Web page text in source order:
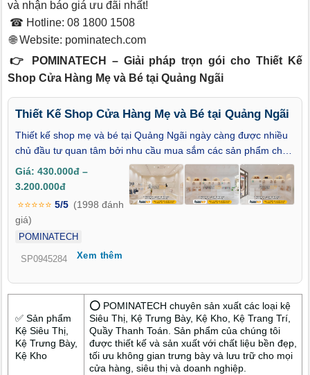
và nhận báo giá ưu đãi nhất!
☎ Hotline: 08 1800 1508
🌐 Website: pominatech.com
👉 POMINATECH – Giải pháp trọn gói cho Thiết Kế
Shop Cửa Hàng Mẹ và Bé tại Quảng Ngãi
Thiết Kế Shop Cửa Hàng Mẹ và Bé tại Quảng Ngãi
Thiết kế shop mẹ và bé tại Quảng Ngãi ngày càng được nhiều
chủ đầu tư quan tâm bởi nhu cầu mua sắm các sản phẩm cho
mẹ và bé không ngừng tăng cao. Việc thiết kế cửa hàng
chuyên nghiệp không chỉ giúp tối ưu không gian trưng bày mà
còn nâng cao trải nghiệm khách hàng, thúc đẩy doanh số bán
hàng nhanh chóng. Bài viết này sẽ giúp bạn hiểu rõ lý do nên
đầu tư thiết kế shop mẹ và bé tại Quảng Ngãi, lợi ích khi chọn
đơn vị thi công chuyên nghiệp, quy trình thực hiện và giải đáp
các thắc mắc phổ biến. Cùng tìm hiểu ngay!
Giá: 430.000đ –
3.200.000đ
⭐⭐⭐⭐⭐ 5/5 (1998 đánh
giá)
POMINATECH
SP0945284 Xem thêm
✅ Sản phẩm
Kệ Siêu Thị,
Kệ Trưng Bày,
Kệ Kho
⭕ POMINATECH chuyên sản xuất các loại kệ
Siêu Thị, Kệ Trưng Bày, Kệ Kho, Kệ Trang Trí,
Quầy Thanh Toán. Sản phẩm của chúng tôi
được thiết kế và sản xuất với chất liệu bền đẹp,
tối ưu không gian trưng bày và lưu trữ cho mọi
cửa hàng, siêu thị và doanh nghiệp.